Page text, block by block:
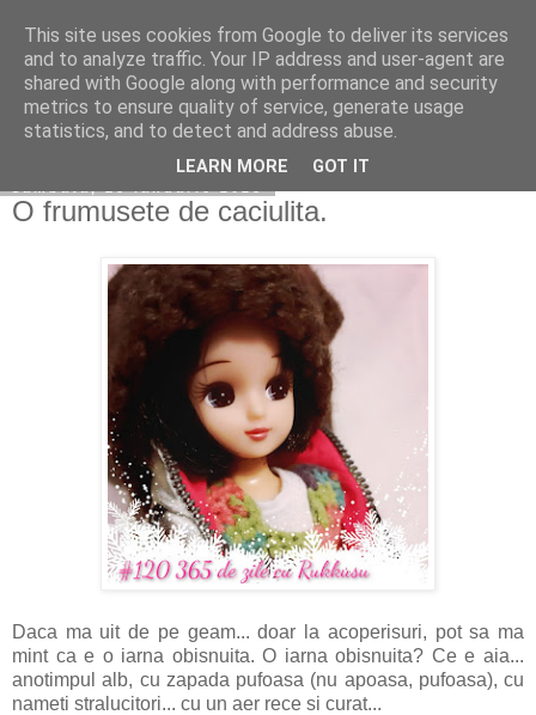
Copilarim
O frumusete de caciulita.
Daca ma uit de pe geam... doar la acoperisuri, pot sa ma
mint ca e o iarna obisnuita. O iarna obisnuita? Ce e aia...
anotimpul alb, cu zapada pufoasa (nu apoasa, pufoasa), cu
nameti stralucitori... cu un aer rece si curat...
This site uses cookies from Google to deliver its services
and to analyze traffic. Your IP address and user-agent are
shared with Google along with performance and security
metrics to ensure quality of service, generate usage
statistics, and to detect and address abuse.
LEARN MORE GOT IT